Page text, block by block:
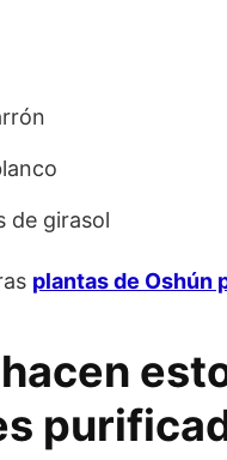
de girasol
plantas de Oshún